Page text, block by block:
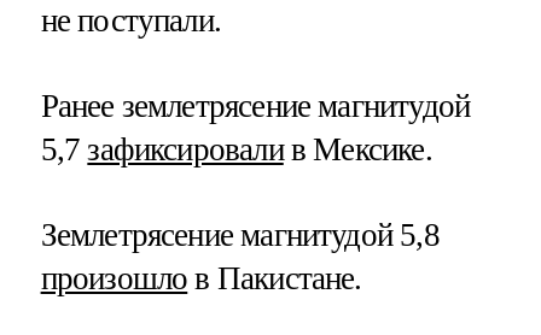
не поступали.
Ранее землетрясение магнитудой
5,7зафиксировалив Мексике.
Землетрясение магнитудой 5,8
произошло в Пакистане.